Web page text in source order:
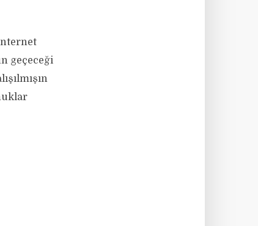
geçeceği